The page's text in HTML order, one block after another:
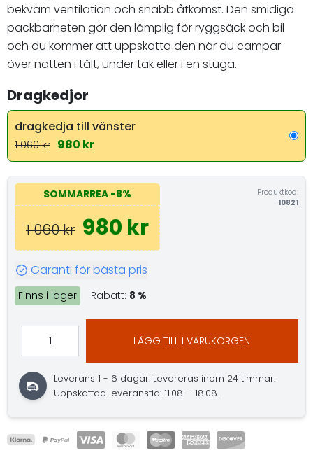
bekväm ventilation och snabb åtkomst. Den smidiga
packbarheten gör den lämplig för ryggsäck och bil
och du kommer att uppskatta den när du campar
över natten i tält, under tak eller i en stuga.
Dragkedjor
dragkedja till vänster
1 060 kr 980 kr
SOMMARREA -8%
1 060 kr 980 kr
Produktkod:
10821
Garanti för bästa pris
Finns i lager Rabatt: 8 %
LÄGG TILL I VARUKORGEN
Leverans 1 - 6 dagar. Levereras inom 24 timmar.
Uppskattad leveranstid: 11.08. - 18.08.